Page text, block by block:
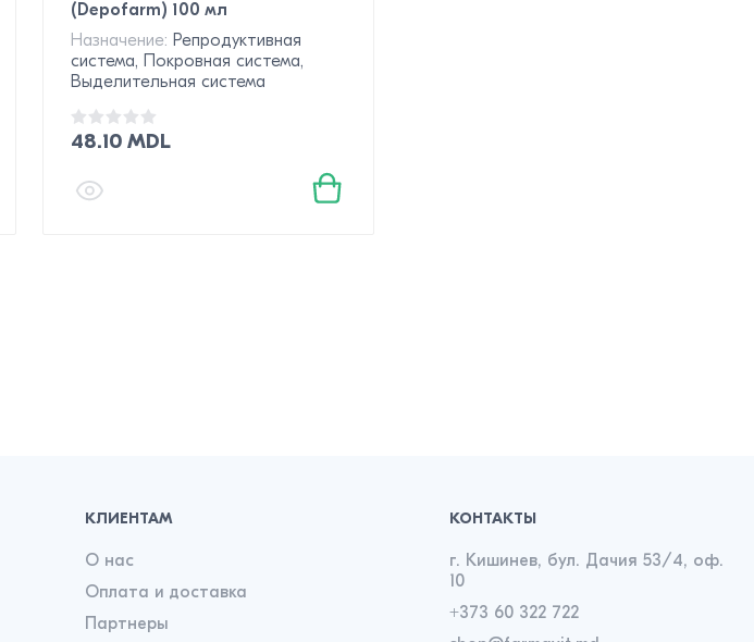
(Depofarm) 100 мл
Назначение: Репродуктивная
система, Покровная система,
Выделительная система
48.10 MDL
КЛИЕНТАМ
О нас
Оплата и доставка
Партнеры
КОНТАКТЫ
г. Кишинев, бул. Дачия 53/4, оф.
10
+373 60 322 722